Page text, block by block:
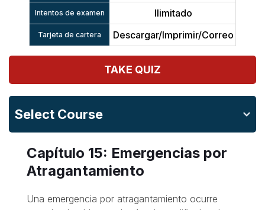
Intentos de examen Ilimitado
Tarjeta de cartera Descargar/Imprimir/Correo
TAKE QUIZ
Select Course
Capítulo 15: Emergencias por
Atragantamiento
Una emergencia por atragantamiento ocurre